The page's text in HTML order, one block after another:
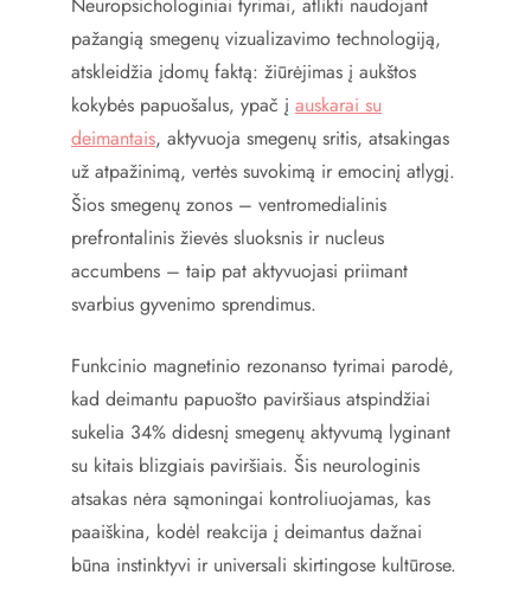
pažangią smegenų vizualizavimo technologiją,
atskleidžia įdomų faktą: žiūrėjimas į aukštos
kokybės papuošalus, ypač į auskarai su
deimantais, aktyvuoja smegenų sritis, atsakingas
už atpažinimą, vertės suvokimą ir emocinį atlygį.
Šios smegenų zonos – ventromedialinis
prefrontalinis žievės sluoksnis ir nucleus
accumbens – taip pat aktyvuojasi priimant
svarbius gyvenimo sprendimus.
Funkcinio magnetinio rezonanso tyrimai parodė,
kad deimantu papuošto paviršiaus atspindžiai
sukelia 34% didesnį smegenų aktyvumą lyginant
su kitais blizgiais paviršiais. Šis neurologinis
atsakas nėra sąmoningai kontroliuojamas, kas
paaiškina, kodėl reakcija į deimantus dažnai
būna instinktyvi ir universali skirtingose kultūrose.